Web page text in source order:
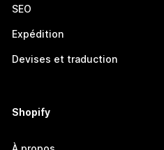
SEO
Expédition
Devises et traduction
Shopify